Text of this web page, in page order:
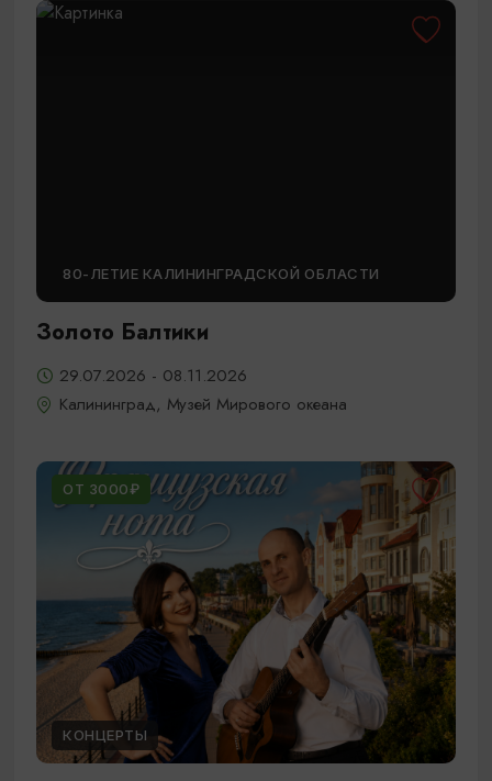
80-ЛЕТИЕ КАЛИНИНГРАДСКОЙ ОБЛАСТИ
Золото Балтики
29.07.2026 - 08.11.2026
Калининград, Музей Мирового океана
ОТ 3000₽
КОНЦЕРТЫ